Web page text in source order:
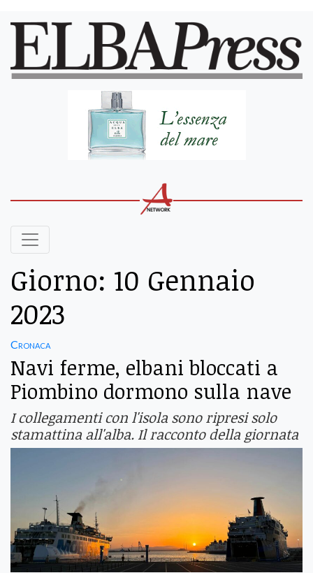
Giorno: 10 Gennaio
2023
Cronaca
Navi ferme, elbani bloccati a
Piombino dormono sulla nave
I collegamenti con l'isola sono ripresi solo
stamattina all'alba. Il racconto della giornata